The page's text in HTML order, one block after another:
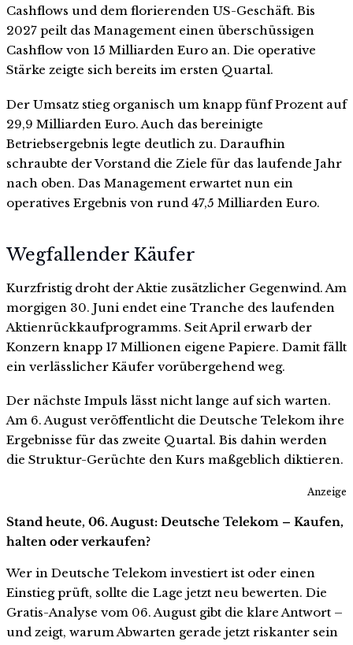
Cashflows und dem florierenden US-Geschäft. Bis
2027 peilt das Management einen überschüssigen
Cashflow von 15 Milliarden Euro an. Die operative
Stärke zeigte sich bereits im ersten Quartal.
Der Umsatz stieg organisch um knapp fünf Prozent auf
29,9 Milliarden Euro. Auch das bereinigte
Betriebsergebnis legte deutlich zu. Daraufhin
schraubte der Vorstand die Ziele für das laufende Jahr
nach oben. Das Management erwartet nun ein
operatives Ergebnis von rund 47,5 Milliarden Euro.
Wegfallender Käufer
Kurzfristig droht der Aktie zusätzlicher Gegenwind. Am
morgigen 30. Juni endet eine Tranche des laufenden
Aktienrückkaufprogramms. Seit April erwarb der
Konzern knapp 17 Millionen eigene Papiere. Damit fällt
ein verlässlicher Käufer vorübergehend weg.
Der nächste Impuls lässt nicht lange auf sich warten.
Am 6. August veröffentlicht die Deutsche Telekom ihre
Ergebnisse für das zweite Quartal. Bis dahin werden
die Struktur-Gerüchte den Kurs maßgeblich diktieren.
Anzeige
Stand heute, 06. August: Deutsche Telekom – Kaufen,
halten oder verkaufen?
Wer in Deutsche Telekom investiert ist oder einen
Einstieg prüft, sollte die Lage jetzt neu bewerten. Die
Gratis-Analyse vom 06. August gibt die klare Antwort –
und zeigt, warum Abwarten gerade jetzt riskanter sein